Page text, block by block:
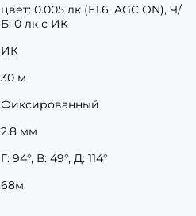
цвет: 0.005 лк (F1.6, AGC ON), Ч/
Б: 0 лк с ИК
ИК
30 м
Фиксированный
2.8 мм
Г: 94°, В: 49°, Д: 114°
68м